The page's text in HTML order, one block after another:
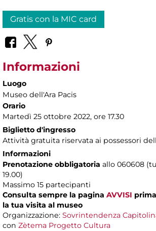
Gratis con la MIC card
Informazioni
Luogo
Museo dell'Ara Pacis
Orario
Martedì 25 ottobre 2022, ore 17.30
Biglietto d'ingresso
Attività gratuita riservata ai possessori
Informazioni
Prenotazione obbligatoria allo 060608
19.00)
Massimo 15 partecipanti
Consulta sempre la pagina AVVISI
la tua visita al museo
Organizzazione: Sovrintendenza
con Zètema Progetto Cultura